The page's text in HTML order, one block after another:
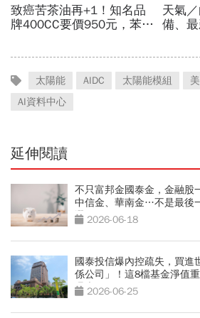
太陽能 AIDC 太陽能模組
AI資料中心
延伸閱讀
不只富邦金國泰金，金融股
中信金、華南金…不是最後
選 2026-06-18
國泰投信爆內控疏失，買進
係公司」！這8檔基金淨值
曝光2026-06-25